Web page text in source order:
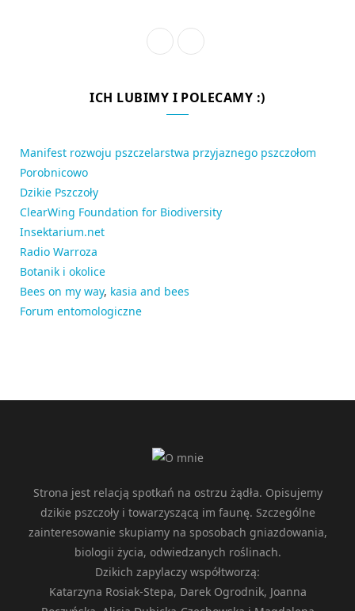
c
b
S
ICH LUBIMY I POLECAMY :)
Manifest rozwoju pszczelarstwa przyjaznego pszczołom
Porobnicowo
Dzikie Pszczoły
ClearWing Foundation for Biodiversity
Insektarium.net
Radio Warroza
Botanik i okolice
Bees on my way, kasia and bees
Forum entomologiczne
Strona jest relacją spotkań na ostrzu żądła. Opisujemy
dzikie pszczoły i towarzyszącą im faunę. Szczególne
zainteresowanie skupiamy na sposobach gniazdowania,
biologii życia, odwiedzanych roślinach.
Dzikich zapylaczy współtworzą:
Katarzyna Rosiak-Stepa, Darek Ogrodnik, Joanna